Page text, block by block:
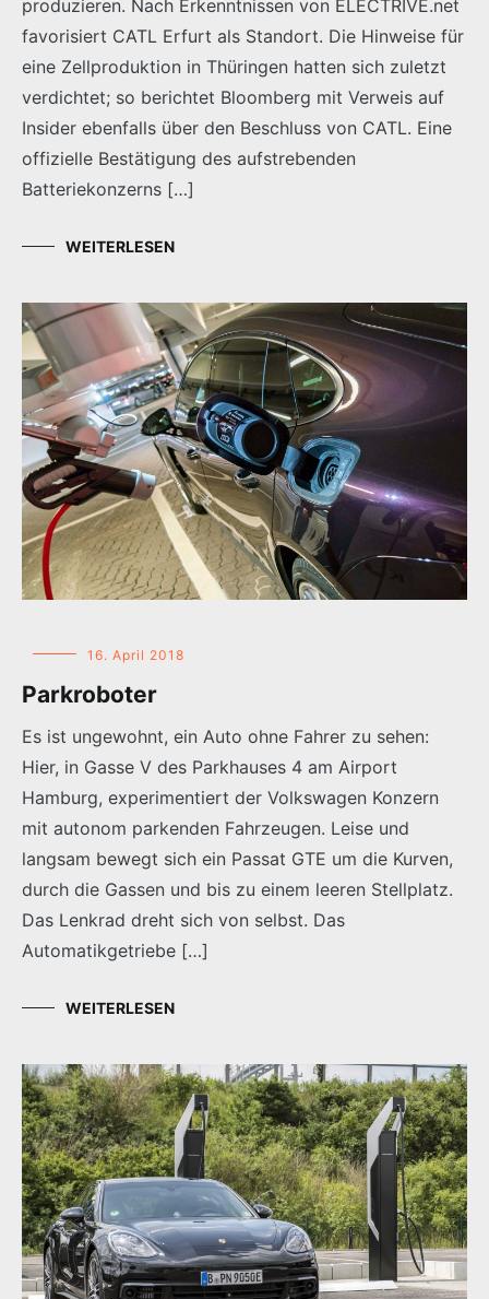
produzieren. Nach Erkenntnissen von ELECTRIVE.net
favorisiert CATL Erfurt als Standort. Die Hinweise für
eine Zellproduktion in Thüringen hatten sich zuletzt
verdichtet; so berichtet Bloomberg mit Verweis auf
Insider ebenfalls über den Beschluss von CATL. Eine
offizielle Bestätigung des aufstrebenden
Batteriekonzerns […]
WEITERLESEN
16. April 2018
Parkroboter
Es ist ungewohnt, ein Auto ohne Fahrer zu sehen:
Hier, in Gasse V des Parkhauses 4 am Airport
Hamburg, experimentiert der Volkswagen Konzern
mit autonom parkenden Fahrzeugen. Leise und
langsam bewegt sich ein Passat GTE um die Kurven,
durch die Gassen und bis zu einem leeren Stellplatz.
Das Lenkrad dreht sich von selbst. Das
Automatikgetriebe […]
WEITERLESEN